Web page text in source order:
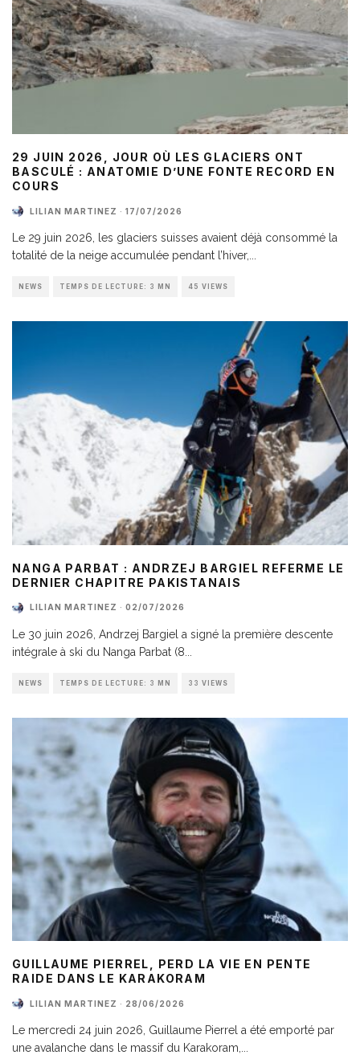
29 JUIN 2026, JOUR OÙ LES GLACIERS ONT
BASCULÉ : ANATOMIE D’UNE FONTE RECORD EN
COURS
LILIAN MARTINEZ · 17/07/2026
Le 29 juin 2026, les glaciers suisses avaient déjà consommé la
totalité de la neige accumulée pendant l’hiver,
NEWS TEMPS DE LECTURE: 3 MN 45 VIEWS
NANGA PARBAT : ANDRZEJ BARGIEL REFERME LE
DERNIER CHAPITRE PAKISTANAIS
LILIAN MARTINEZ · 02/07/2026
Le 30 juin 2026, Andrzej Bargiel a signé la première descente
intégrale à ski du Nanga Parbat (8
NEWS TEMPS DE LECTURE: 3 MN 33 VIEWS
GUILLAUME PIERREL, PERD LA VIE EN PENTE
RAIDE DANS LE KARAKORAM
LILIAN MARTINEZ · 28/06/2026
Le mercredi 24 juin 2026, Guillaume Pierrel a été emporté par
une avalanche dans le massif du Karakoram,...